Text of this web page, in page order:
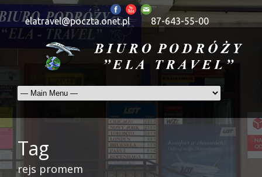
elatravel@poczta.onet.pl 87-643-55-00
Tag
rejs promem